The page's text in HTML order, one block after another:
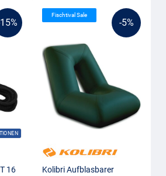
16
-5%
Fischtival Sale
Kolibri Aufblasbarer